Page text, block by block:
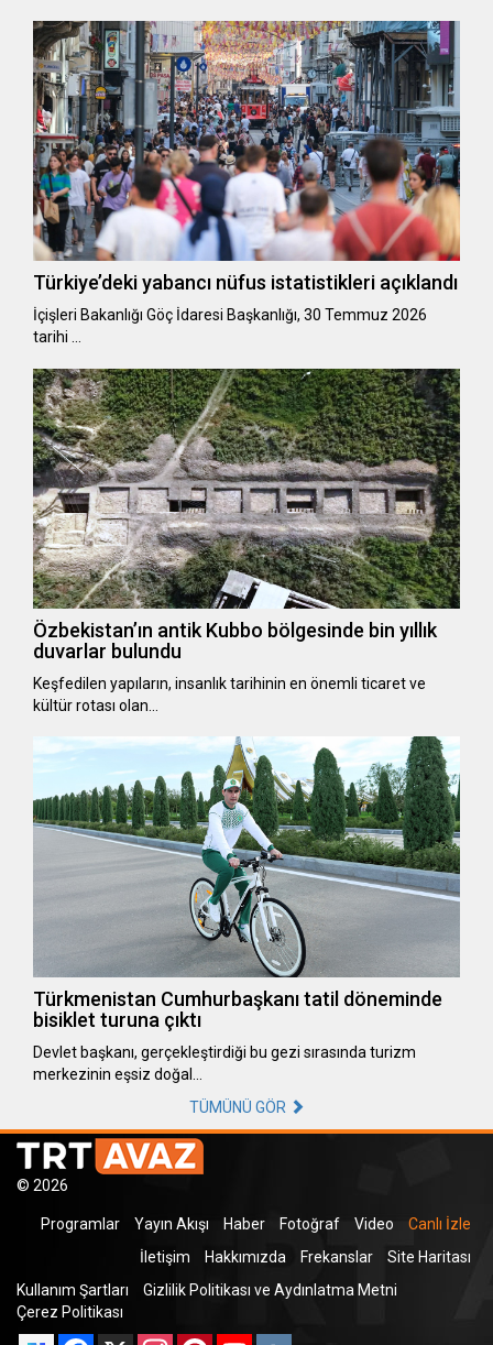
Türkiye’deki yabancı nüfus istatistikleri açıklandı
​​​​​​​İçişleri Bakanlığı Göç İdaresi Başkanlığı, 30 Temmuz 2026
tarihi …
Özbekistan’ın antik Kubbo bölgesinde bin yıllık
duvarlar bulundu
Keşfedilen yapıların, insanlık tarihinin en önemli ticaret ve
kültür rotası olan…
Türkmenistan Cumhurbaşkanı tatil döneminde
bisiklet turuna çıktı
Devlet başkanı, gerçekleştirdiği bu gezi sırasında turizm
merkezinin eşsiz doğal…
TÜMÜNÜ GÖR
© 2026
Programlar Yayın Akışı Haber Fotoğraf Video
Canlı İzle
İletişim
Hakkımızda Frekanslar
Site Haritası
Kullanım Şartları
Gizlilik Politikası ve Aydınlatma Metni
Çerez Politikası